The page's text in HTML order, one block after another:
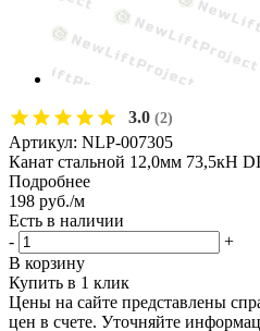
3.0 (2)
Артикул: NLP-007305
Канат стальной 12,0мм 73,5кН
Подробнее
198 руб./м
Есть в наличии
-
+
В корзину
Купить в 1 клик
Цены на сайте представлены
цен в счете. Уточняйте